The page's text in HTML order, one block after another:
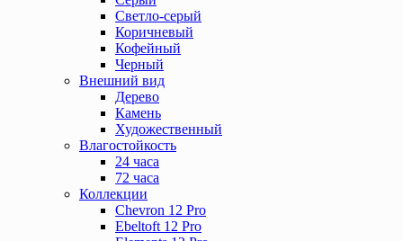
Светло-серый
Коричневый
Кофейный
Черный
Внешний вид
Дерево
Камень
Художественный
Влагостойкость
24 часа
72 часа
Коллекции
Chevron 12 Pro
Ebeltoft 12 Pro